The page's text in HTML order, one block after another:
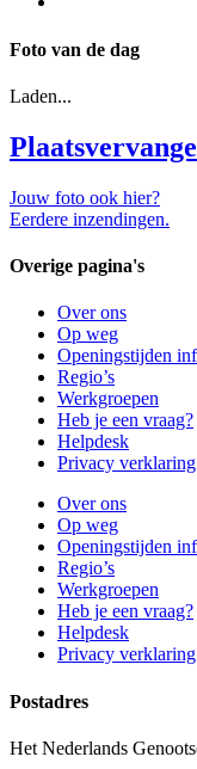
Foto van de dag
Laden...
Jouw foto ook hier?
Eerdere inzendingen.
Overige pagina's
Over ons
Op weg
Openingstijden
Regio’s
Werkgroepen
Heb je een vraag?
Helpdesk
Privacy verklaring
Over ons
Op weg
Openingstijden
Regio’s
Werkgroepen
Heb je een vraag?
Helpdesk
Privacy verklaring
Postadres
Het Nederlands